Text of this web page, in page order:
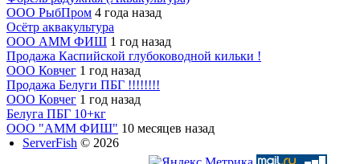
ООО РыбПром 4 года назад
Осётр аквакультура
ООО АММ ФИШ 1 год назад
Продажа Каспийской глубоководной кильки !
ООО Ковчег 1 год назад
Продажа Белуги ПБГ !!!!!!!!
ООО Ковчег 1 год назад
Белуга ПБГ 10+кг
ООО "АММ ФИШ" 10 месяцев назад
ServerFish © 2026